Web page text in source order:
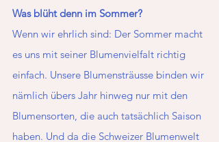
Was blüht denn im Sommer?
Wenn wir ehrlich sind: Der Sommer macht
es uns mit seiner Blumenvielfalt richtig
einfach. Unsere Blumensträusse binden wir
nämlich übers Jahr hinweg nur mit den
Blumensorten, die auch tatsächlich Saison
haben. Und da die Schweizer Blumenwelt